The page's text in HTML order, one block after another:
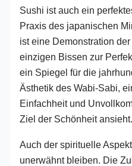
Sushi ist auch ein
Praxis des japanischen
ist eine Demonstration
einzigen Bissen zur
ein Spiegel für die
Ästhetik des Wabi-Sabi,
Einfachheit und
Ziel der Schönheit ansieht.
Auch der spirituelle
unerwähnt bleiben. Die